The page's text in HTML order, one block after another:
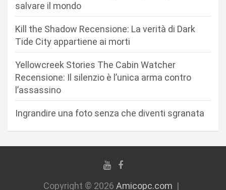
salvare il mondo
Kill the Shadow Recensione: La verità di Dark
Tide City appartiene ai morti
Yellowcreek Stories The Cabin Watcher
Recensione: Il silenzio è l’unica arma contro
l’assassino
Ingrandire una foto senza che diventi sgranata
Copyright © 2026 Amicopc.com